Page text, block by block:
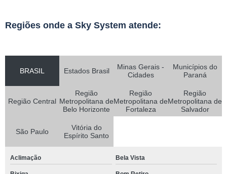
Regiões onde a Sky System atende:
BRASIL Estados Brasil
Minas Gerais -
Cidades
Municípios do
Paraná
Região Central
Região
Metropolitana de
Belo Horizonte
Região
Metropolitana de
Fortaleza
Região
Metropolitana de
Salvador
São Paulo
Vitória do
Espírito Santo
Aclimação Bela Vista